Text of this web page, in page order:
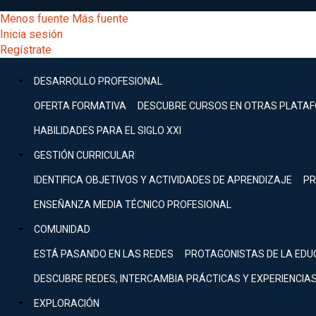
al
contenido
principal
[Educarchile
Escritorio]
Menú
entrar
mi
Menos fuente Más fuente
Inicia sesión
Regístrate
Menú
principal
DESARROLLO PROFESIONAL
OFERTA FORMATIVA DESCUBRE CURSOS EN OTRAS
HABILIDADES PARA EL SIGLO XXI
GESTIÓN CURRICULAR
IDENTIFICA OBJETIVOS Y ACTIVIDADES DE APRENDIZAJE
ENSEÑANZA MEDIA TÉCNICO PROFESIONAL
COMUNIDAD
ESTÁ PASANDO EN LAS REDES PROTAGONISTAS DE LA
DESCUBRE REDES, INTERCAMBIA PRÁCTICAS Y EXPERIENCIAS
EXPLORACIÓN
Buscar
Menú
principal
DESARROLLO
Expand
GESTIÓN
Expand
COMUNIDAD
Expand
EXPLORACIÓN
[Educarchile
Inicia